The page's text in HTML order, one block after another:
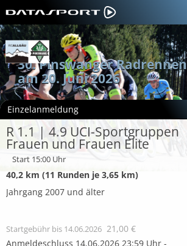
30. Pinswanger Radrennen
am 20. Juni 2026
Einzelanmeldung
R 1.1 | 4.9 UCI-Sportgruppen
Frauen und Frauen Elite
Start 15:00 Uhr
40,2 km (11 Runden je 3,65 km)
Jahrgang 2007 und älter
Startgebühr bis 14.06.2026 21,00 €
Anmeldeschluss 14.06.2026 23:59 Uhr -